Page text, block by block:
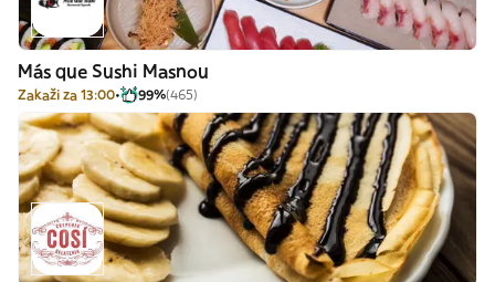
Más que Sushi Masnou
Zakaži za 13:00 99%(465)